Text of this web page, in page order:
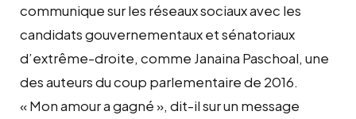
communique sur les réseaux sociaux avec les
candidats gouvernementaux et sénatoriaux
d’extrême-droite, comme Janaina Paschoal, une
des auteurs du coup parlementaire de 2016.
« Mon amour a gagné », dit-il sur un message